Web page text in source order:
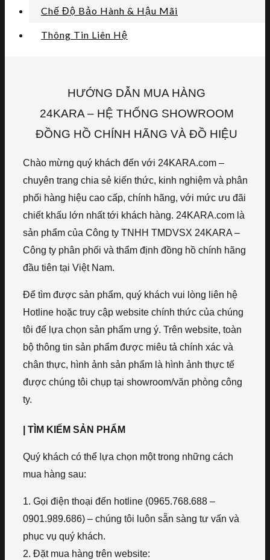
Chế Độ Bảo Hành & Hậu Mãi
Thông Tin Liên Hệ
HƯỚNG DẪN MUA HÀNG
24KARA – HỆ THỐNG SHOWROOM
ĐỒNG HỒ CHÍNH HÃNG VÀ ĐỒ HIỆU
Chào mừng quý khách đến với 24KARA.com –
chuyên trang chia sẻ kiến thức, kinh nghiệm và phân
phối hàng hiệu cao cấp, chính hãng, với mức ưu đãi
chiết khấu lớn nhất tới khách hàng. 24KARA.com là
sản phẩm của Công ty TNHH TMDVSX 24KARA –
Công ty phân phối và thẩm định đồng hồ chính hãng
đầu tiên tại Việt Nam.
Để tìm được sản phẩm, quý khách vui lòng liên hệ
Hotline hoặc truy cập website chính thức của chúng
tôi để lựa chọn sản phẩm ưng ý. Trên website, toàn
bộ thông tin sản phẩm được miêu tả chính xác và
chân thực, hình ảnh sản phẩm là hình ảnh thực tế
được chúng tôi chụp tại showroom/văn phòng công
ty.
| TÌM KIẾM SẢN PHẨM
Quý khách có thể lựa chọn một trong những cách
mua hàng sau:
1. Gọi điện thoại đến hotline (0965.768.688 –
0901.989.686) – chúng tôi luôn sẵn sàng tư vấn và
phục vụ quý khách.
2. Đặt mua hàng trên website: